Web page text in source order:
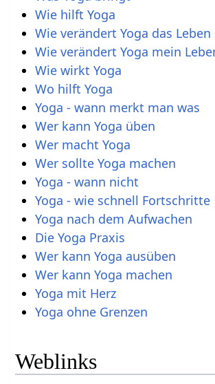
Wie hilft Yoga
Wie verändert Yoga das Leben
Wie verändert Yoga mein
Wie wirkt Yoga
Wo hilft Yoga
Yoga - wann merkt man was
Wer kann Yoga üben
Wer macht Yoga
Wer sollte Yoga machen
Yoga - wann nicht
Yoga - wie schnell Fortschritte
Yoga nach dem Aufwachen
Die Yoga Praxis
Wer kann Yoga ausüben
Wer kann Yoga machen
Yoga mit Herz
Yoga ohne Grenzen
Weblinks